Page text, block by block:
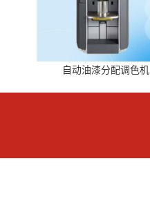
自动油漆分配调色机